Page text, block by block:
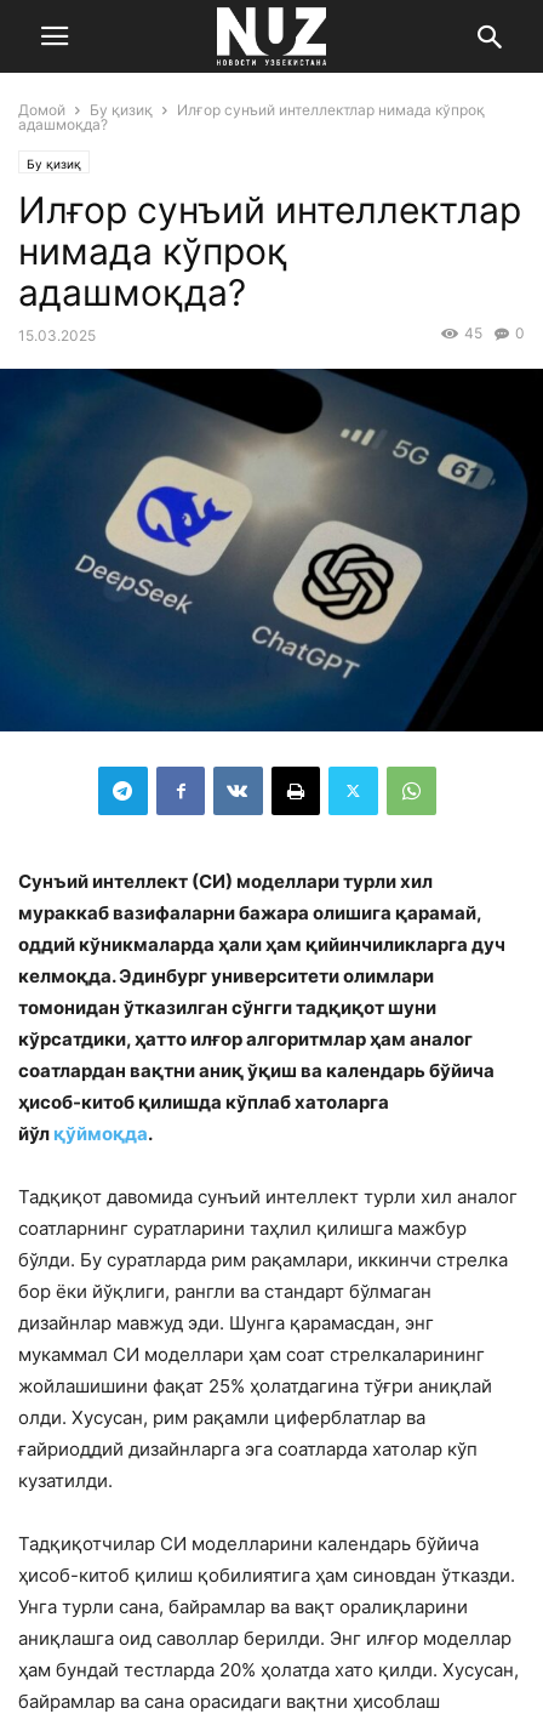
Домой Бу қизиқ
Илғор сунъий интеллектлар нимада кўпроқ
адашмоқда?
Бу қизиқ
Илғор сунъий интеллектлар
нимада кўпроқ
адашмоқда?
15.03.2025 0
45
Сунъий интеллект (СИ) моделлари турли хил
мураккаб вазифаларни бажара олишига қарамай,
оддий кўникмаларда ҳали ҳам қийинчиликларга дуч
келмоқда. Эдинбург университети олимлари
томонидан ўтказилган сўнгги тадқиқот шуни
кўрсатдики, ҳатто илғор алгоритмлар ҳам аналог
соатлардан вақтни аниқ ўқиш ва календарь бўйича
ҳисоб-китоб қилишда кўплаб хатоларга
йўл қўймоқда.
Тадқиқот давомида сунъий интеллект турли хил аналог
соатларнинг суратларини таҳлил қилишга мажбур
бўлди. Бу суратларда рим рақамлари, иккинчи стрелка
бор ёки йўқлиги, рангли ва стандарт бўлмаган
дизайнлар мавжуд эди. Шунга қарамасдан, энг
мукаммал СИ моделлари ҳам соат стрелкаларининг
жойлашишини фақат 25% ҳолатдагина тўғри аниқлай
олди. Хусусан, рим рақамли циферблатлар ва
ғайриоддий дизайнларга эга соатларда хатолар кўп
кузатилди.
Тадқиқотчилар СИ моделларини календарь бўйича
ҳисоб-китоб қилиш қобилиятига ҳам синовдан ўтказди.
Унга турли сана, байрамлар ва вақт оралиқларини
аниқлашга оид саволлар берилди. Энг илғор моделлар
ҳам бундай тестларда 20% ҳолатда хато қилди. Хусусан,
байрамлар ва сана орасидаги вақтни ҳисоблаш